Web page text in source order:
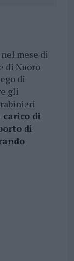
mese di
di Nuoro
di
gli
di
di